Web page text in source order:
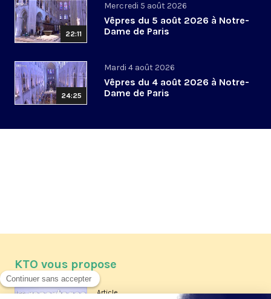
22:11
Mercredi 5 août 2026
Vêpres du 5 août 2026 à Notre-
Dame de Paris
24:25
Mardi 4 août 2026
Vêpres du 4 août 2026 à Notre-
Dame de Paris
KTO vous propose
Article